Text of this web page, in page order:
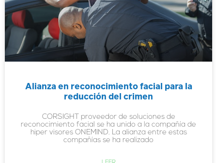
Alianza en reconocimiento facial para la
reducción del crimen
CORSIGHT proveedor de soluciones de
reconocimiento facial se ha unido a la compañía de
hiper visores ONEMIND. La alianza entre estas
compañías se ha realizado